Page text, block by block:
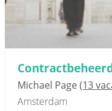
Michael Page(13
Amsterdam